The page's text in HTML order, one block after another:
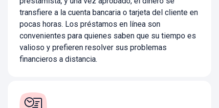
transfiere a la cuenta bancaria o tarjeta del cliente en
pocas horas. Los préstamos en línea son
convenientes para quienes saben que su tiempo es
valioso y prefieren resolver sus problemas
financieros a distancia.